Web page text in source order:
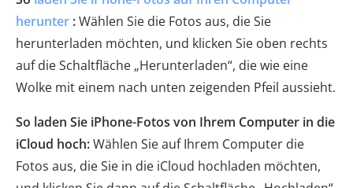
herunter :Wählen Sie die Fotos aus, die Sie
herunterladen möchten, und klicken Sie oben rechts
auf die Schaltfläche „Herunterladen“, die wie eine
Wolke mit einem nach unten zeigenden Pfeil aussieht.
So laden Sie iPhone-Fotos von Ihrem Computer in die
iCloud hoch:Wählen Sie auf Ihrem Computer die
Fotos aus, die Sie in die iCloud hochladen möchten,